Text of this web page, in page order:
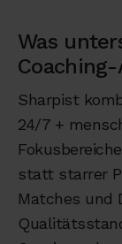
Was
Sharpist
24/7 +
statt starrer
Matches und